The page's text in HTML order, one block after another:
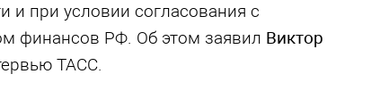
и при условии согласования с
финансов РФ. Об этом заявил Виктор
ТАСС.